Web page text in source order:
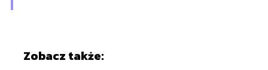
Zobacz także: